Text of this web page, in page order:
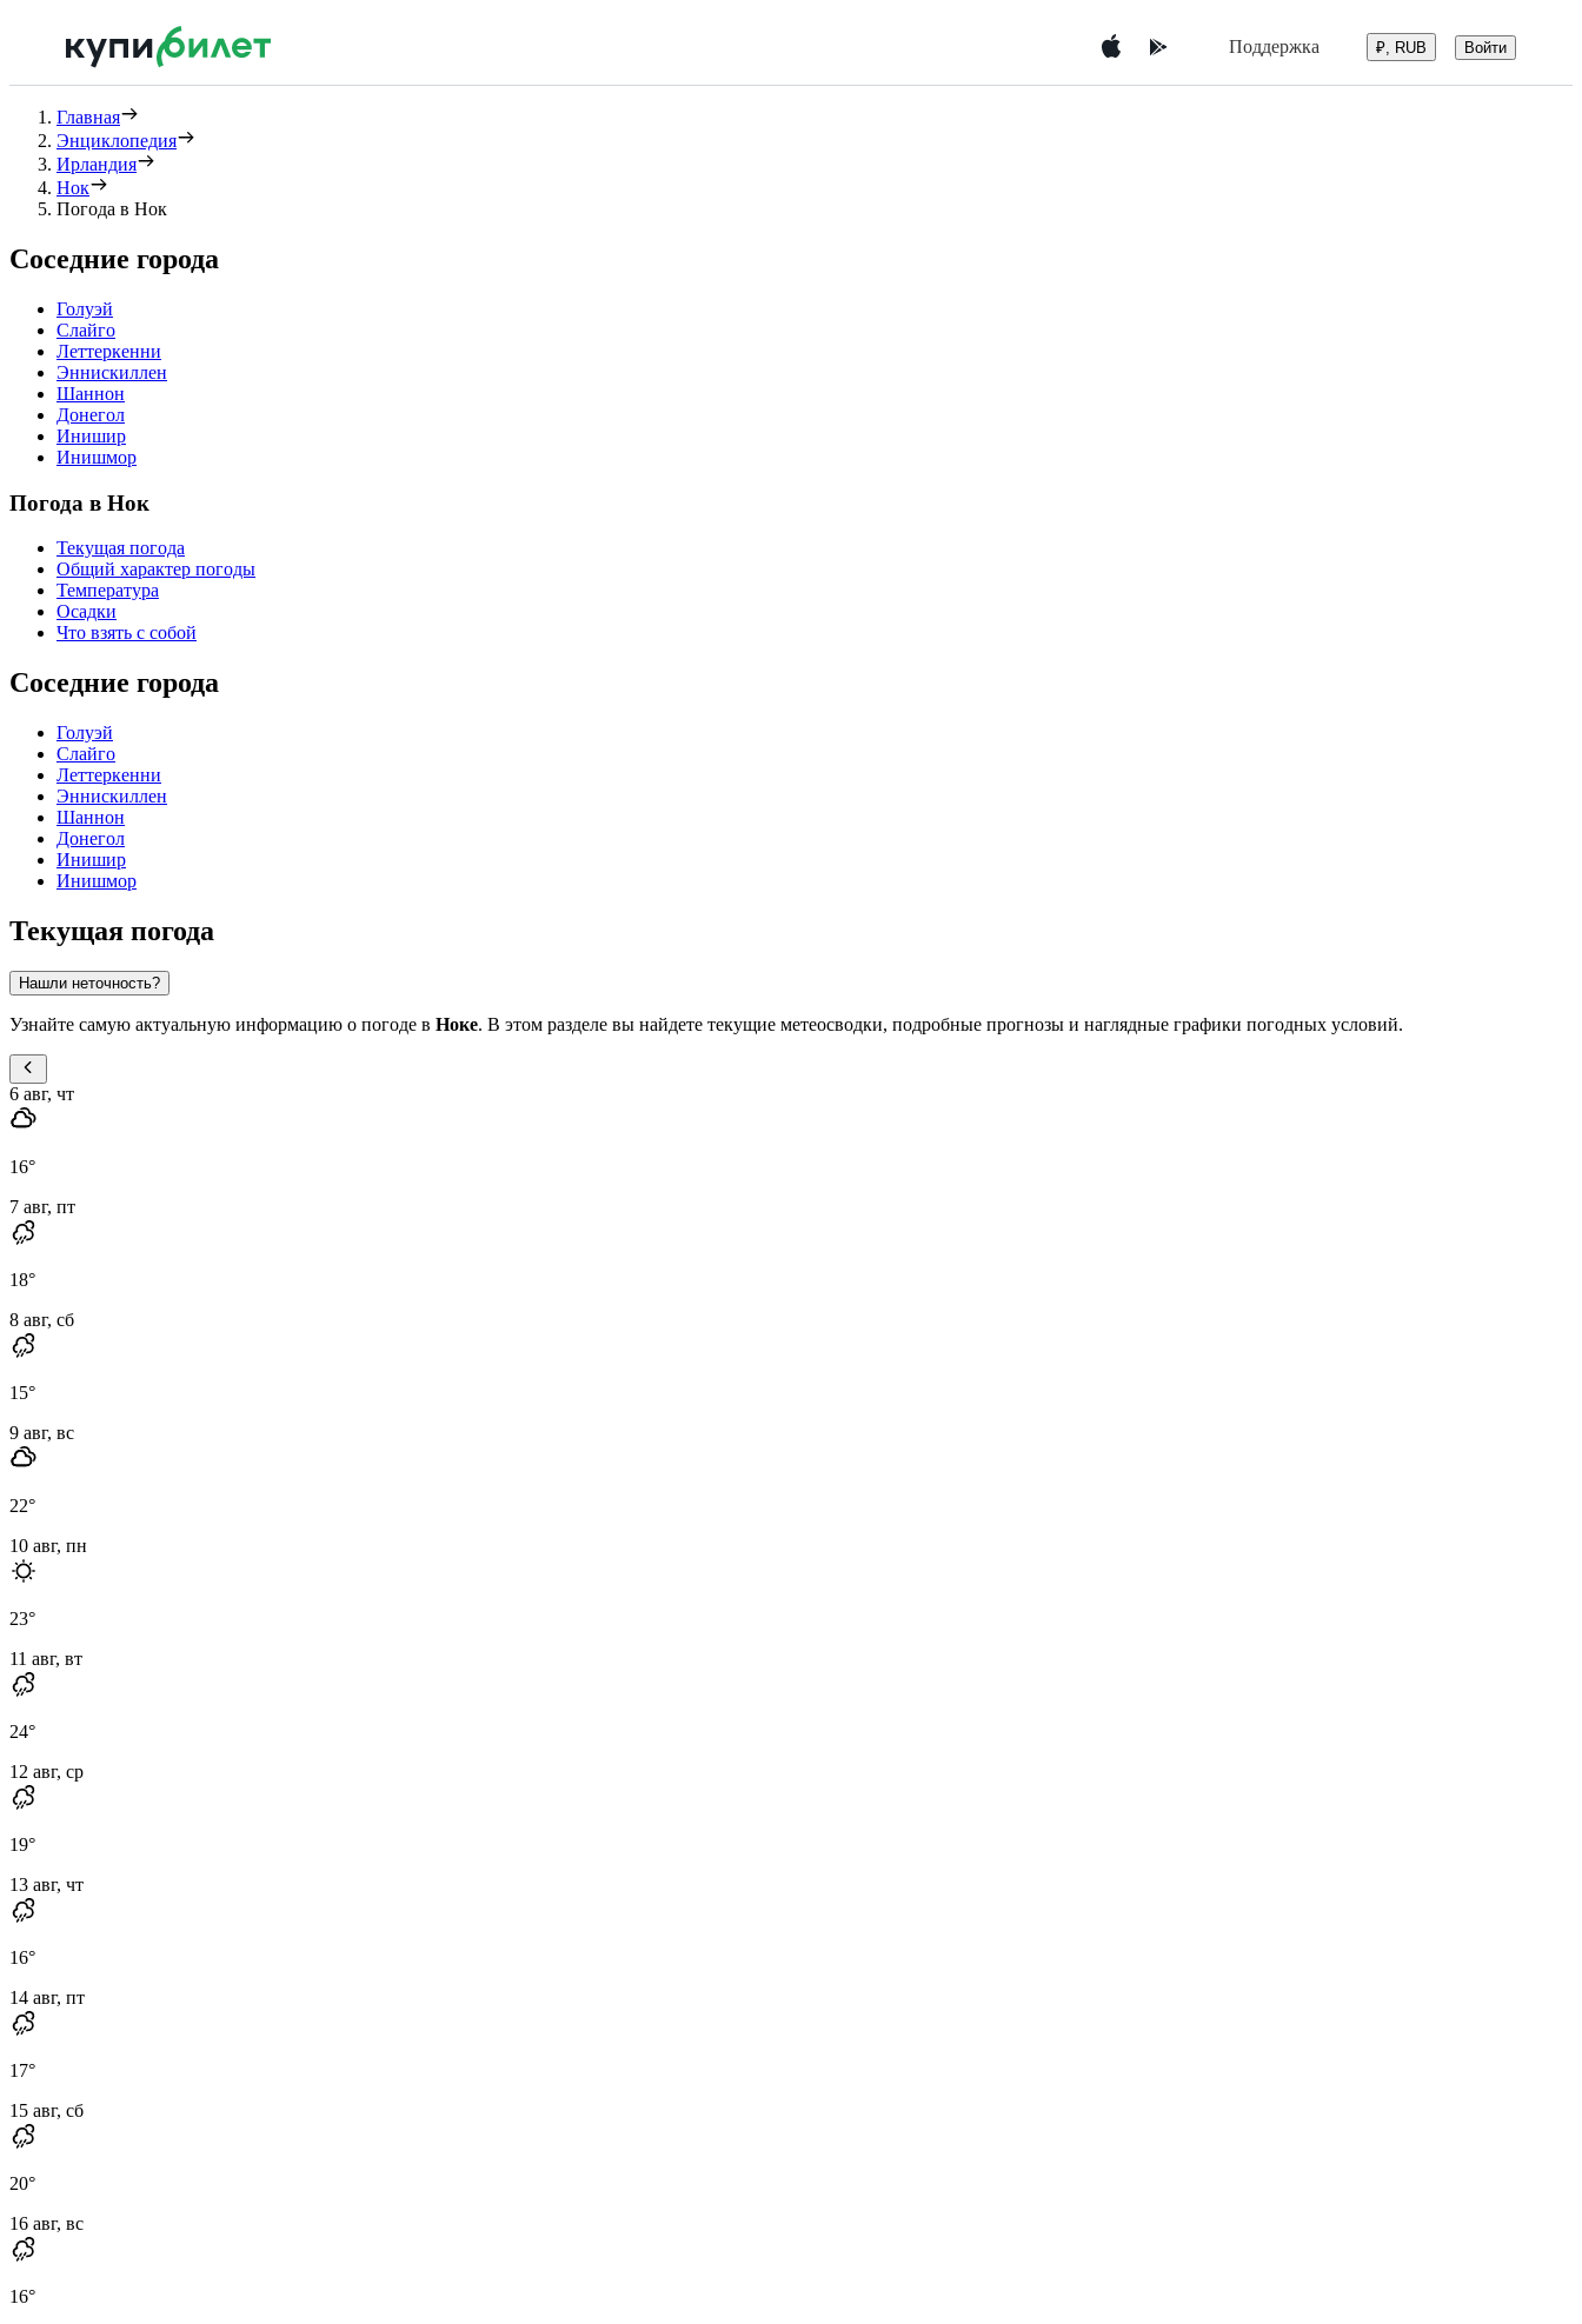
Поддержка ₽, RUB Войти
Главная
Энциклопедия
Ирландия
Нок
Погода в Нок
Соседние города
Голуэй
Слайго
Леттеркенни
Эннискиллен
Шаннон
Донегол
Инишир
Инишмор
Погода в Нок
Текущая погода
Общий характер погоды
Температура
Осадки
Что взять с собой
Соседние города
Голуэй
Слайго
Леттеркенни
Эннискиллен
Шаннон
Донегол
Инишир
Инишмор
Текущая погода
Нашли неточность?
Узнайте самую актуальную информацию о погоде в Ноке. В этом разделе вы найдете текущие метеосводки, подробные прогнозы и наглядные графики погодных условий.
6 авг, чт
16°
7 авг, пт
18°
8 авг, сб
15°
9 авг, вс
22°
10 авг, пн
23°
11 авг, вт
24°
12 авг, ср
19°
13 авг, чт
16°
14 авг, пт
17°
15 авг, сб
20°
16 авг, вс
16°